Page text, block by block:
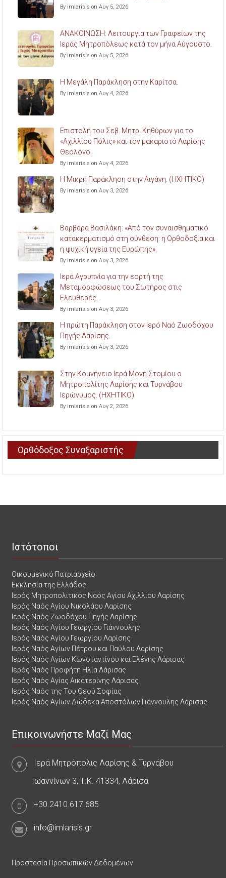
By imlarisis on Αυγ 5, 2026
ΑΝΑΚΟΙΝΩΣΗ: Λειτουργία των Γραφείων της
Ιεράς Μητροπόλεως κατά τον μήνα Αύγουστο.
By imlarisis on Αυγ 5, 2026
Η Μεγάλη Παράκληση στην Καρίτσα.
By imlarisis on Αυγ 4, 2026
Επιστολή του Σεβ. Μητρ. Κηθύρων για το
«Αχιλλίου Πόλις» και τον μακαριστό Λαρίσης
Θεολόγο.
By imlarisis on Αυγ 4, 2026
Η Μικρή Παράκληση στην Αιγάνη. (ΗΧΗΤΙΚΟ)
By imlarisis on Αυγ 3, 2026
Βαρβάρα Βασιλάκη: «Από τον συναισθηματικό
κατακερματισμό στη σύνθεση: η Ορθοδοξία και
η ψυχική υγεία της Ευρώπης».
By imlarisis on Αυγ 3, 2026
Ιερά Αγρυπνία για την εορτή της
Μεταμορφώσεως του Σωτήρος στις
Ελευθερές.
By imlarisis on Αυγ 3, 2026
Η πρώτη Παράκληση στον Ιερό Ναό Ζωοδόχου
Πηγής Λαρίσης.
By imlarisis on Αυγ 3, 2026
Στην Κομνήνειο Ιερά Μονή Στομίου ο
Μητροπολίτης Λαρίσης και Τυρνάβου
Ιερώνυμος. (ΗΧΗΤΙΚΟ)
By imlarisis on Αυγ 2, 2026
Ορθόδοξος Συναξαριστής
Ιστότοποι
Οικουμενικό Πατριαρχείο
Εκκλησία της Ελλάδος
Ιερός Μητροπολιτικός Ναός Αγίου Αχιλλίου Λαρίσης
Ιερός Ναός Αγίου Νικολάου Λαρίσης
Ιερός Ναός Ζωοδόχου Πηγής Λαρίσης
Ιερός Ναός Αγίου Γεωργίου Γιάννουλης
Ιερός Ναός Αγίου Γεωργίου Λαρίσης
Ιερός Ναός Αγίων Πέτρου και Παύλου Λαρίσης
Ιερός Ναός Αγίων Κωνσταντίνου και Ελένης Λάρισας
Ιερός Ναός Προφήτη Ηλία Λάρισας
Ιερός Ναός Αγίας Αικατερίνης Λάρισας
Ιερός Ναός της Του Θεού Σοφίας
Ιερός Ναός Αγίων Δώδεκα Αποστόλων Γιάννουλης Λάρισας
Επικοινωνήστε Μαζί Μας
Ιερά Μητρόπολις Λαρίσης & Τυρνάβου
Ιωαννίνων 3, Τ.Κ. 41334, Λάρισα
+30.2410.617.685
info@imlarisis.gr
Προστασία Προσωπικών Δεδομένων